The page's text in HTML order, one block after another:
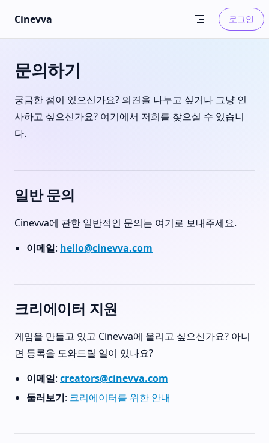
Skip to content
Cinevva 로그인
문의하기
궁금한 점이 있으신가요? 의견을 나누고 싶거나 그냥 인
사하고 싶으신가요? 여기에서 저희를 찾으실 수 있습니
다.
일반 문의
Cinevva에 관한 일반적인 문의는 여기로 보내주세요.
이메일: hello@cinevva.com
크리에이터 지원
게임을 만들고 있고 Cinevva에 올리고 싶으신가요? 아니
면 등록을 도와드릴 일이 있나요?
이메일: creators@cinevva.com
둘러보기: 크리에이터를 위한 안내